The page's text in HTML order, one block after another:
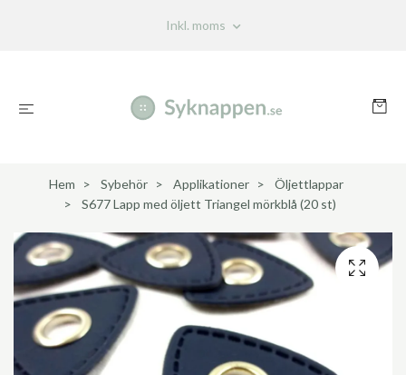
Inkl. moms
Hem Sybehör Applikationer
Öljettlappar
S677 Lapp med öljett Triangel mörkblå (20 st)